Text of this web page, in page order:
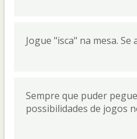
Jogue "isca" na mesa.
Sempre que puder
possibilidades de jogos